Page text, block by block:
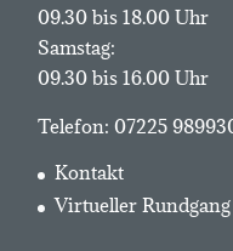
09.30 bis 18.00 Uhr
Samstag:
09.30 bis 16.00 Uhr
Telefon: 07225
Kontakt
Virtueller Rundgang